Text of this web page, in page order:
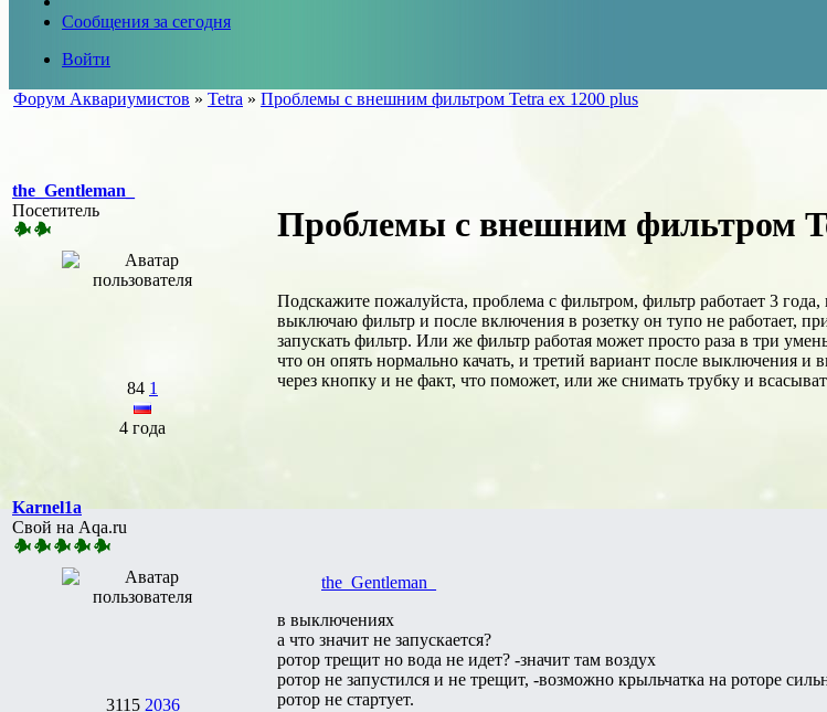
Сообщения за сегодня
Войти
Форум Аквариумистов » Tetra » Проблемы с внешним фильтром Tetra ex 1200 plus
the_Gentleman_
Посетитель
84 1
4 года
Проблемы с внешним фильтром
Подскажите пожалуйста, проблема с фильтром, фильтр работает 3
выключаю фильтр и после включения в розетку он тупо не работает,
запускать фильтр. Или же фильтр работая может просто раза в три
что он опять нормально качать, и третий вариант после выключения и
через кнопку и не факт, что поможет, или же снимать трубку и
Karnel1a
Свой на Aqa.ru
3115 2036
the_Gentleman_
в выключениях
а что значит не запускается?
ротор трещит но вода не идет? -значит там воздух
ротор не запустился и не трещит, -возможно крыльчатка на роторе
ротор не стартует.